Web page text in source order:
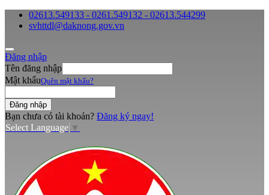
02613.549133 - 0261.549132 - 02613.544299
svhttdl@daknong.gov.vn
Đăng nhập
Tên đăng nhập
Mật khẩuQuên mật khẩu?
Bạn chưa có tài khoản? Đăng ký ngay!
Select Language ▼